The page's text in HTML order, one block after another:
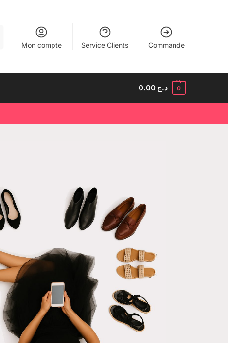
Mon compte Service Clients Commande
د.ج 0.00 0